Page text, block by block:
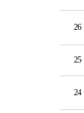
26
25
24